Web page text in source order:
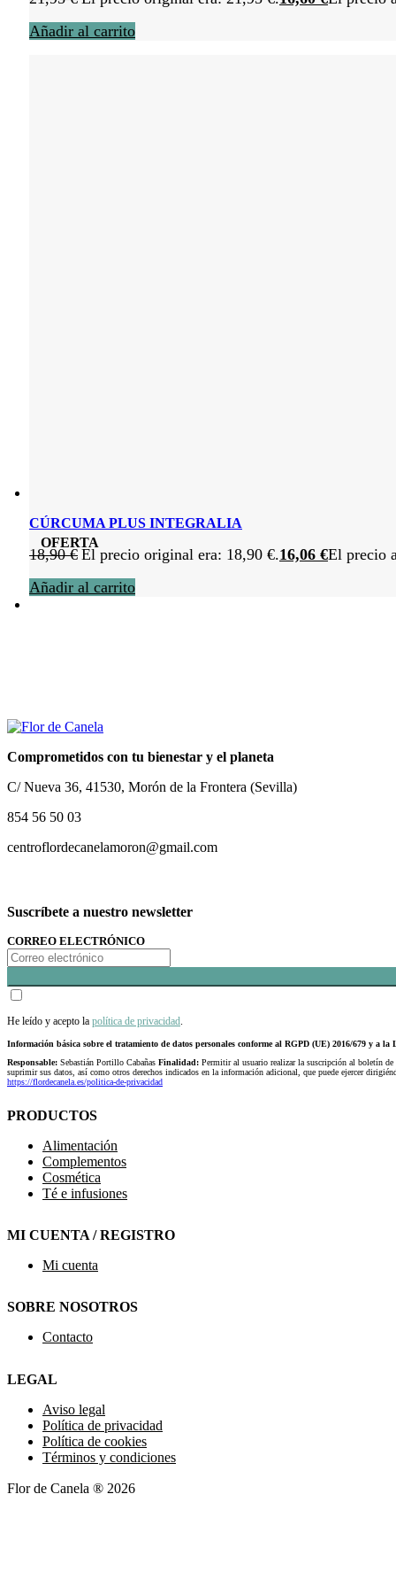
Añadir al carrito
OFERTA
CÚRCUMA PLUS INTEGRALIA
18,90€ El precio original era: 18,90 €.16,06 €El precio
Añadir al carrito
Comprometidos con tu bienestar y el planeta
C/ Nueva 36, 41530, Morón de la Frontera (Sevilla)
854 56 50 03
centroflordecanelamoron@gmail.com
Suscríbete a nuestro newsletter
CORREO ELECTRÓNICO
He leído y acepto la política de privacidad
Información básica sobre el tratamiento de datos personales conforme al RGPD (UE) 2016/679 y a la
Responsable: Sebastián Portillo Cabañas Finalidad: Permitir al usuario realizar la suscripción al boletín
suprimir sus datos, así como otros derechos indicados en la información adicional, que puede ejercer
https://flordecanela.es/politica-de-privacidad
PRODUCTOS
Alimentación
Complementos
Cosmética
Té e infusiones
MI CUENTA / REGISTRO
Mi cuenta
SOBRE NOSOTROS
Contacto
LEGAL
Aviso legal
Política de privacidad
Política de cookies
Términos y condiciones
Flor de Canela ® 2026